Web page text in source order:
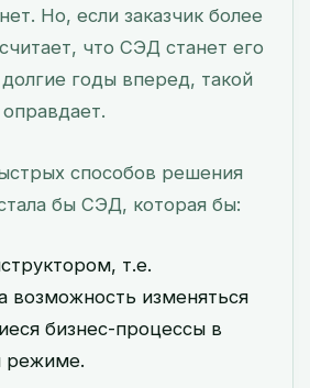
Но, если заказчик более
что СЭД станет его
годы вперед, такой
способов решения
бы СЭД, которая бы:
т.е.
возможность изменяться
бизнес-процессы в
режиме.